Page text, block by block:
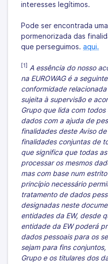
interesses legítimos.
Pode ser encontrada
pormenorizada das
que perseguimos. aqui.
[1]
A essência do nosso
na EUROWAG é a
conformidade
sujeita à supervisão e
Grupo que lida com
dados com a ajuda de
finalidades deste Aviso
finalidades conjuntas de
que significa que todas
processar os mesmos
mas com base num
princípio necessário
tratamento de dados
designadas neste
entidades da EW, desde
entidade da EW poderá
dados pessoais para os
sejam para fins
Grupo e os titulares dos